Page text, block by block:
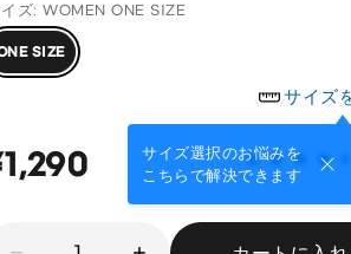
ズ: WOMEN ONE SIZE
SIZE
サイズ
サイズ選択のお悩みを
こちらで解決できます